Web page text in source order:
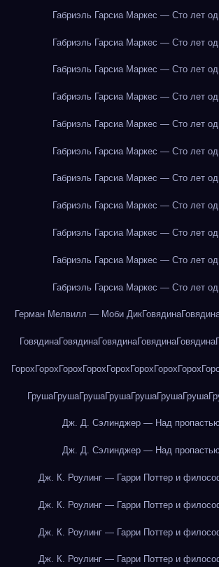
Габриэль Гарсиа Маркес — Сто лет
Габриэль Гарсиа Маркес — Сто лет
Габриэль Гарсиа Маркес — Сто лет
Габриэль Гарсиа Маркес — Сто лет
Габриэль Гарсиа Маркес — Сто лет
Габриэль Гарсиа Маркес — Сто лет
Габриэль Гарсиа Маркес — Сто лет
Габриэль Гарсиа Маркес — Сто лет
Габриэль Гарсиа Маркес — Сто лет
Габриэль Гарсиа Маркес — Сто лет
Габриэль Гарсиа Маркес — Сто лет
Герман Мелвилл — Моби ДикГовядина
ГовядинаГовядинаГовядинаГовядинаГовядина
Горох Горох Горох Горох Горох Горох Горох Горох
ГрушаГрушаГрушаГрушаГрушаГрушаГруша
Дж. Д. Сэлинджер — Над
Дж. Д. Сэлинджер — Над
Дж. К. Роулинг — Гарри Поттер и
Дж. К. Роулинг — Гарри Поттер и
Дж. К. Роулинг — Гарри Поттер и
Дж. К. Роулинг — Гарри Поттер и